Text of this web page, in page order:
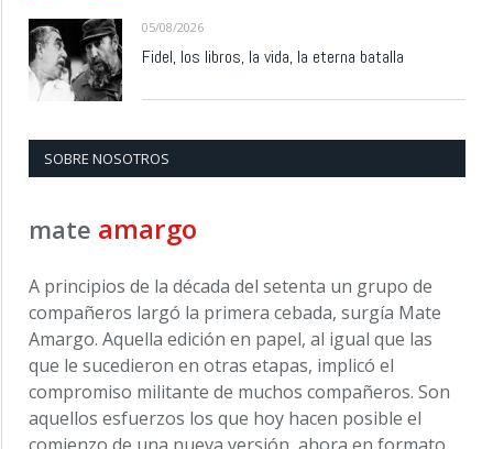
05/08/2026
Fidel, los libros, la vida, la eterna batalla
SOBRE NOSOTROS
mate amargo
A principios de la década del setenta un grupo de
compañeros largó la primera cebada, surgía Mate
Amargo. Aquella edición en papel, al igual que las
que le sucedieron en otras etapas, implicó el
compromiso militante de muchos compañeros. Son
aquellos esfuerzos los que hoy hacen posible el
comienzo de una nueva versión, ahora en formato